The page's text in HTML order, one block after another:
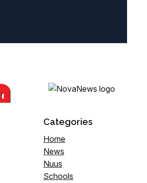
Categories
Home
News
Nuus
Schools